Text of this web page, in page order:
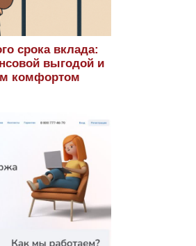
срока вклада:
выгодой и
комфортом